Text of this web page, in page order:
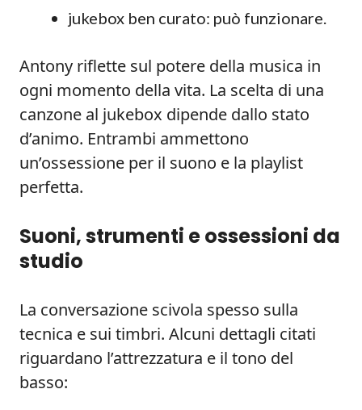
jukebox ben curato: può funzionare.
Antony riflette sul potere della musica in
ogni momento della vita. La scelta di una
canzone al jukebox dipende dallo stato
d’animo. Entrambi ammettono
un’ossessione per il suono e la playlist
perfetta.
Suoni, strumenti e ossessioni da
studio
La conversazione scivola spesso sulla
tecnica e sui timbri. Alcuni dettagli citati
riguardano l’attrezzatura e il tono del
basso: